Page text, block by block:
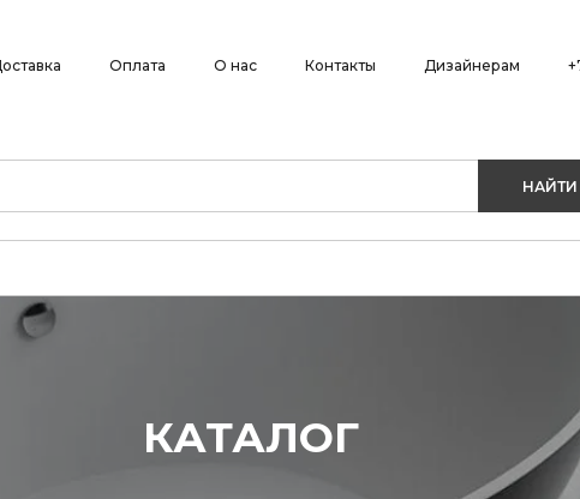
Оплата О нас Контакты Дизайнерам
КАТАЛОГ